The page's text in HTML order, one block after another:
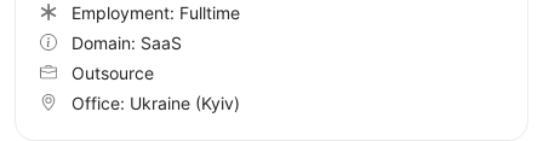
Employment: Fulltime
Domain: SaaS
Outsource
Office: Ukraine (Kyiv)